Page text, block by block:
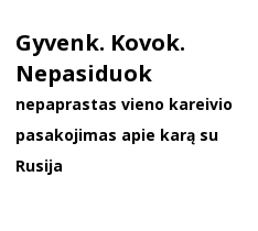
Gyvenk. Kovok.
Nepasiduok
nepaprastas vieno kareivio
pasakojimas apie karą su
Rusija